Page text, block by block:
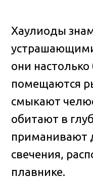
Хаулиоды
они
помещаются
смыкают
обитают в
приманивают
свечения,
плавнике.